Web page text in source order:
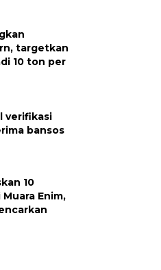
targetkan
10 ton per
verifikasi
bansos
10
Enim,